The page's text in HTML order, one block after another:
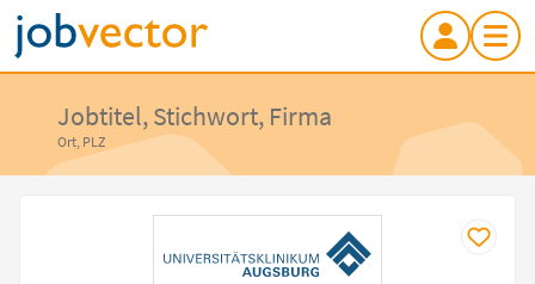
Jobtitel, Stichwort, Firma
Ort, PLZ